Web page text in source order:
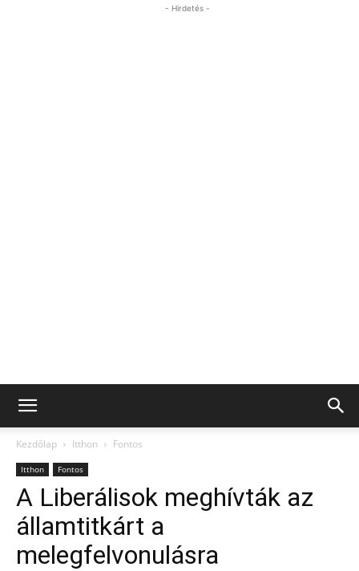
- Hirdetés -
Kezdőlap Itthon Fontos
Itthon Fontos
A Liberálisok meghívták az
államtitkárt a
melegfelvonulásra